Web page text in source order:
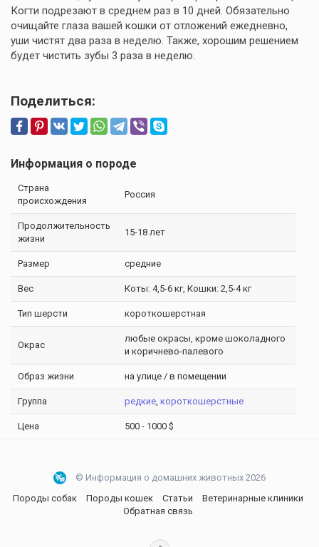
Когти подрезают в среднем раз в 10 дней. Обязательно
очищайте глаза вашей кошки от отложений ежедневно,
уши чистят два раза в неделю. Также, хорошим решением
будет чистить зубы 3 раза в неделю.
Поделиться:
Информация о породе
Cтрана
происхождения
Россия
Продолжительность
жизни
15-18 лет
Размер средние
Вес Коты: 4,5-6 кг, Кошки: 2,5-4 кг
Тип шерсти короткошерстная
Окрас
любые окрасы, кроме шоколадного
и коричнево-палевого
Образ жизни на улице / в помещении
Группа редкие, короткошерстные
Цена 500 - 1000 $
© Информация о домашних животных 2026
Породы собак
Породы кошек Статьи
Ветеринарные клиники
Обратная связь